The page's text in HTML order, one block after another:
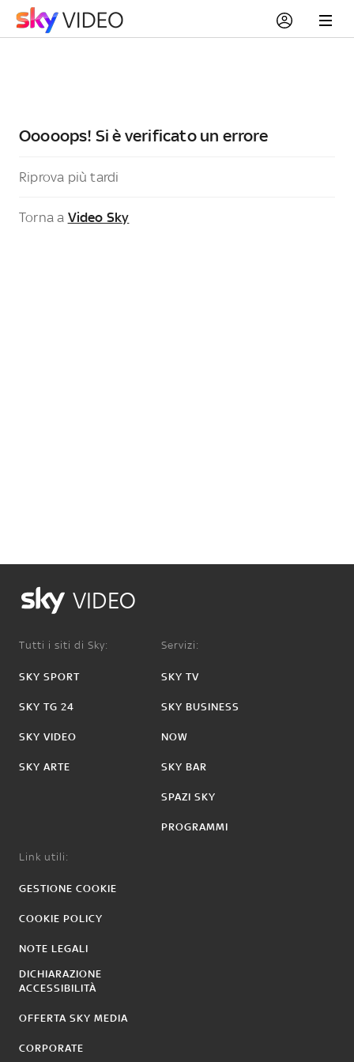
Ooooops! Si è verificato un errore
Riprova più tardi
Torna a Video Sky
VIDEO
Tutti i siti di Sky:
SKY SPORT
SKY TG 24
SKY VIDEO
SKY ARTE
Servizi:
SKY TV
SKY BUSINESS
NOW
SKY BAR
SPAZI SKY
PROGRAMMI
Link utili:
GESTIONE COOKIE
COOKIE POLICY
NOTE LEGALI
DICHIARAZIONE
ACCESSIBILITÀ
OFFERTA SKY MEDIA
CORPORATE